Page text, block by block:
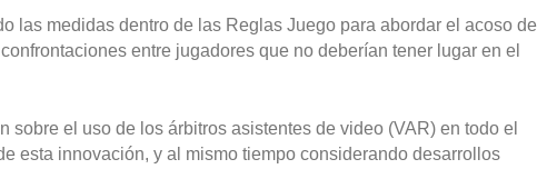
las medidas dentro de las Reglas Juego para abordar el acoso de
entre jugadores que no deberían tener lugar en el
sobre el uso de los árbitros asistentes de video (VAR) en todo el
esta innovación, y al mismo tiempo considerando desarrollos